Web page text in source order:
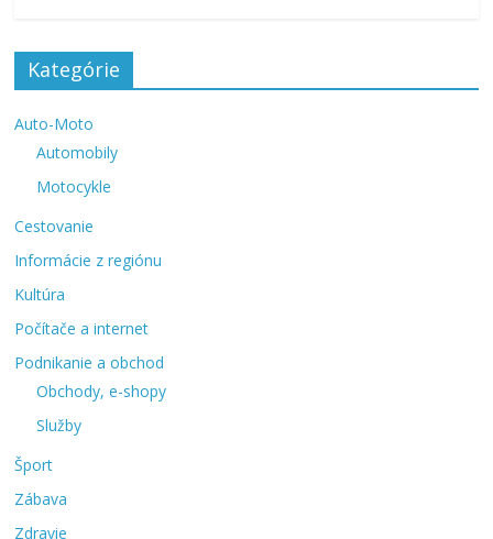
Kategórie
Auto-Moto
Automobily
Motocykle
Cestovanie
Informácie z regiónu
Kultúra
Počítače a internet
Podnikanie a obchod
Obchody, e-shopy
Služby
Šport
Zábava
Zdravie